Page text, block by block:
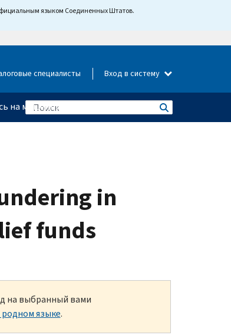
языком Соединенных Штатов.
специалисты Вход в систему
на мошенничество
in
funds
на выбранный вами
языке.